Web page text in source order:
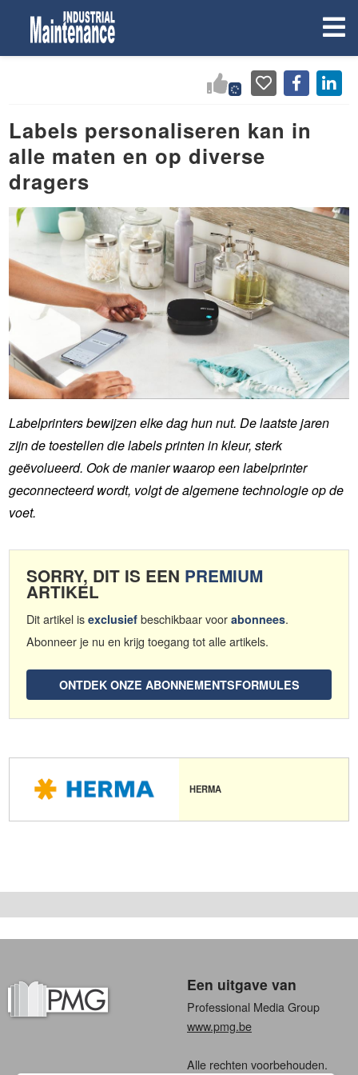
Labels personaliseren kan in
alle maten en op diverse
dragers
Labelprinters bewijzen elke dag hun nut. De laatste jaren
zijn de toestellen die labels printen in kleur, sterk
geëvolueerd. Ook de manier waarop een labelprinter
geconnecteerd wordt, volgt de algemene technologie op de
voet.
SORRY, DIT IS EEN PREMIUM
ARTIKEL
Dit artikel is exclusiefbeschikbaar voor abonnees.
Abonneer je nu en krijg toegang tot alle artikels.
ONTDEK ONZE ABONNEMENTSFORMULES
HERMA
Een uitgave van
Professional Media Group
www.pmg.be
Alle rechten voorbehouden.